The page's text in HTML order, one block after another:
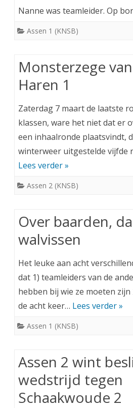
Nanne was teamleider. Op
Assen 1 (KNSB)
Monsterzege
Haren 1
Zaterdag 7 maart de laatste
klassen, ware het niet dat er
een inhaalronde plaatsvindt,
winterweer uitgestelde vijfde
Lees verder »
Assen 2 (KNSB)
Over baarden,
walvissen
Het leuke aan acht
dat 1) teamleiders van de
hebben bij wie ze moeten zijn
de acht keer… Lees verder »
Assen 1 (KNSB)
Assen 2 wint
wedstrijd tegen
Schaakwoude 2